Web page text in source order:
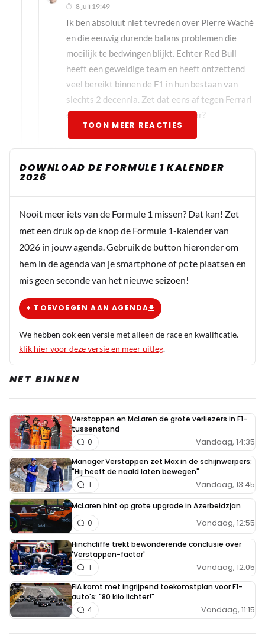
Hamil_Ton
"De RB22 heeft tot dusver de indruk gewekt dat hij de
concurrentie, met name van McLaren en Ferrari, niet
structureel het hoofd kan bieden." Ik zou denken het gaat
daarbij om Mercedes en Ferrari en in mindere mate om
8 juli 19:49
Ik ben absoluut niet tevreden over Pierre Waché
en die eeuwig durende balans problemen die
moeilijk te bedwingen blijkt. Echter Red Bull
heeft een geweldige team en heeft ontzettend
veel bereikt binnen de F1 in hun bestaan van
slechts 2 decennia. Zet dat eens af tegen Ferrari
en McLaren over de laatste 20 jaar?
RiesB
8 juli 21:26
gezegd dat hij zijn carriere eindigt bij RB, dus waarom
zou hij daarvan afwijken? Hem kennende, zegt hij
nooit zomaar wat. dus als hij weggaat bij RB stapt hij
hoop van niet.
Flip Flipflap
8 juli 18:25
En stel dat Max naar ander team gaat , en vervolgens kan
hij tegen dezelfde problematiek aanlopen voor het
volgende seizoen 2027 En dan?
HaroldLT
8 juli 19:32
Dan gaat de meute weer los op dat team
ayden dankworth
TOON MEER REACTIES
DOWNLOAD DE FORMULE 1 KALENDER
2026
Nooit meer iets van de Formule 1 missen? Dat kan! Zet
met een druk op de knop de Formule 1-kalender van
2026 in jouw agenda. Gebruik de button hieronder om
hem in de agenda van je smartphone of pc te plaatsen en
mis geen seconde van het nieuwe seizoen!
+ TOEVOEGEN AAN AGENDA
We hebben ook een versie met alleen de race en kwalificatie.
klik hier voor deze versie en meer uitleg.
NET BINNEN
Verstappen en McLaren de grote verliezers in F1-
tussenstand
Vandaag, 14:35
0
Manager Verstappen zet Max in de schijnwerpers:
"Hij heeft de naald laten bewegen"
Vandaag, 13:45
1
McLaren hint op grote upgrade in Azerbeidzjan
Vandaag, 12:55
0
Hinchcliffe trekt bewonderende conclusie over
'Verstappen-factor'
Vandaag, 12:05
1
FIA komt met ingrijpend toekomstplan voor F1-
auto's: "80 kilo lichter!"
Vandaag, 11:15
4